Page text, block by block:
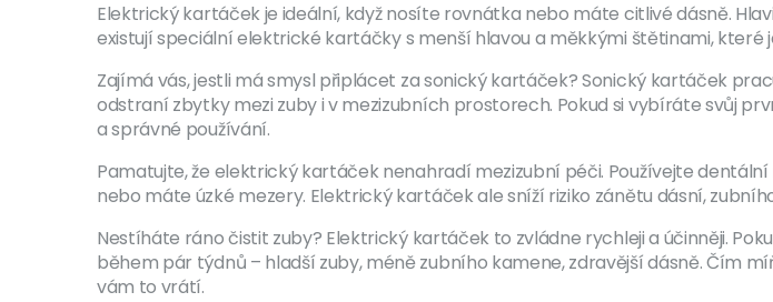
Elektrický kartáček je ideální, když nosíte rovnátka nebo máte citlivé dásně.
existují speciální elektrické kartáčky s menší hlavou a měkkými štětinami, které
Zajímá vás, jestli má smysl připlácet za sonický kartáček? Sonický kartáček
odstraní zbytky mezi zuby i v mezizubních prostorech. Pokud si vybíráte svůj
a správné používání.
Pamatujte, že elektrický kartáček nenahradí mezizubní péči. Používejte
nebo máte úzké mezery. Elektrický kartáček ale sníží riziko zánětu dásní,
Nestíháte ráno čistit zuby? Elektrický kartáček to zvládne rychleji a účinněji.
během pár týdnů – hladší zuby, méně zubního kamene, zdravější dásně. Čím
vám to vrátí.